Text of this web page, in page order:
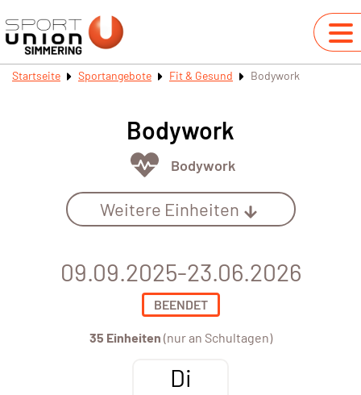
Startseite Sportangebote Fit & Gesund Bodywork
Bodywork
Bodywork
Weitere Einheiten
09.09.2025-23.06.2026
BEENDET
35 Einheiten (nur an Schultagen)
Di